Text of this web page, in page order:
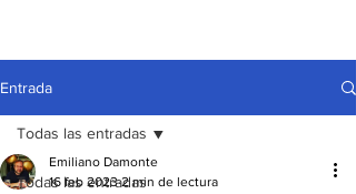
Entrada
Todas las entradas
Todas las entradas
Emiliano Damonte
16 feb 2023 2 min de lectura